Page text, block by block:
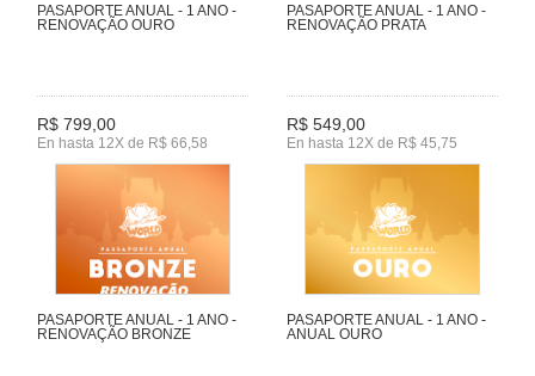
PASAPORTE ANUAL - 1 ANO -
RENOVAÇÃO OURO
R$ 799,00
En hasta 12X de R$ 66,58
PASAPORTE ANUAL - 1 ANO -
RENOVAÇÃO PRATA
R$ 549,00
En hasta 12X de R$ 45,75
PASAPORTE ANUAL - 1 ANO -
RENOVAÇÃO BRONZE
PASAPORTE ANUAL - 1 ANO -
ANUAL OURO